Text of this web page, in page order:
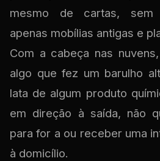
mesmo de cartas, sem
apenas mobílias antigas e
Com a cabeça nas
algo que fez um barulho
lata de algum produto
em direção à saída, não
para for a ou receber uma
à domicílio.